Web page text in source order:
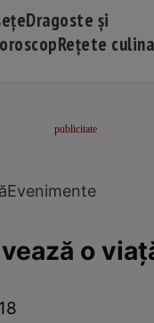
Dragoste și
Rețete
Evenimente
o